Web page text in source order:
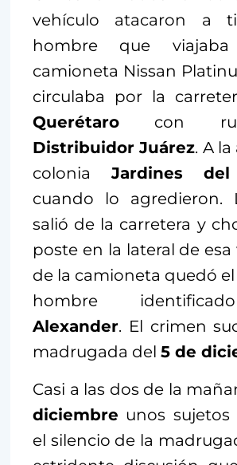
vehículo atacaron a
hombre que
camioneta Nissan
circulaba por la
Querétaro con
Distribuidor Juárez. A
colonia Jardines
cuando lo agredieron.
salió de la carretera y
poste en la lateral de
de la camioneta quedó
hombre
Alexander. El crimen
madrugada del 5 de
Casi a las dos de la
diciembre unos sujetos
el silencio de la